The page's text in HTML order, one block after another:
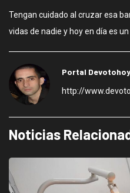
Tengan cuidado al cruzar esa
vidas de nadie y hoy en día es un
Portal Devotohoy
http://
Noticias